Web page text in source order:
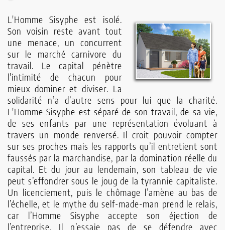
L'Homme Sisyphe est isolé.
Son voisin reste avant tout
une menace, un concurrent
sur le marché carnivore du
travail. Le capital pénètre
l'intimité de chacun pour
mieux dominer et diviser. La
solidarité n’a d’autre sens pour lui que la charité.
L'Homme Sisyphe est séparé de son travail, de sa vie,
de ses enfants par une représentation évoluant à
travers un monde renversé. Il croit pouvoir compter
sur ses proches mais les rapports qu’il entretient sont
faussés par la marchandise, par la domination réelle du
capital. Et du jour au lendemain, son tableau de vie
peut s’effondrer sous le joug de la tyrannie capitaliste.
Un licenciement, puis le chômage l’amène au bas de
l’échelle, et le mythe du self-made-man prend le relais,
car l’Homme Sisyphe accepte son éjection de
l’entreprise. Il n’essaie pas de se défendre avec